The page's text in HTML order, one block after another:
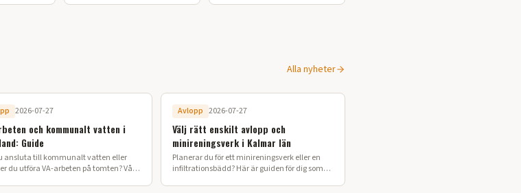
Alla nyheter
2026-07-27
och kommunalt vatten i
Guide
ansluta till kommunalt vatten eller
du utföra VA-arbeten på tomten? Vår
Avlopp 2026-07-27
Välj rätt enskilt avlopp och
minireningsverk i Kalmar län
Planerar du för ett minireningsverk eller en
infiltrationsbädd? Här är guiden för dig som